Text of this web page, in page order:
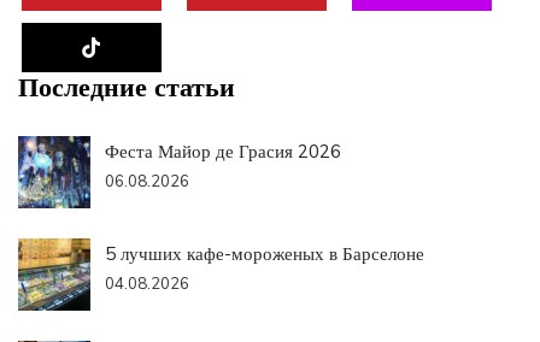
Последние статьи
Феста Майор де Грасия 2026
06.08.2026
5 лучших кафе-мороженых в Барселоне
04.08.2026